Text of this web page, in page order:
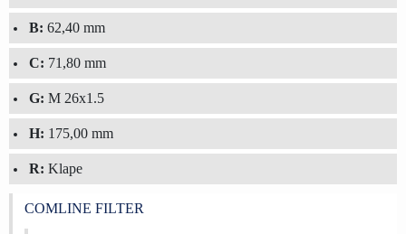
B: 62,40 mm
C: 71,80 mm
G: M 26x1.5
H: 175,00 mm
R: Klape
COMLINE FILTER